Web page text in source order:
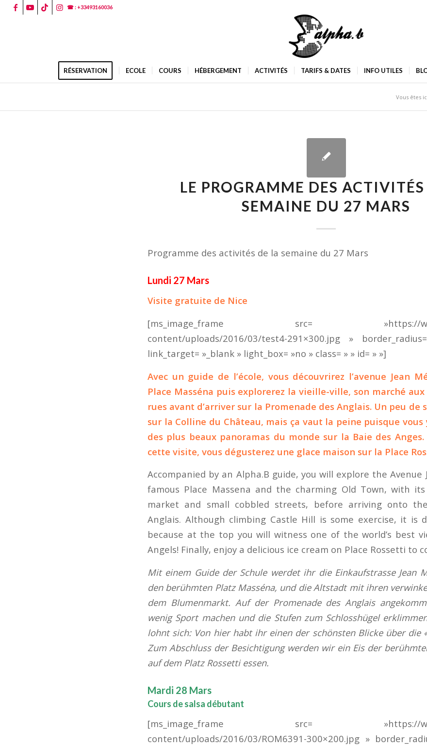
☎ : +33493160036
RÉSERVATION ECOLE COURS HÉBERGEMENT ACTIVITÉS TARIFS & DATES INFO UTILES
Vous êtes
LE PROGRAMME DES
SEMAINE DU 27 MARS
Programme des activités de la semaine du 27 Mars
Lundi 27 Mars
Visite gratuite de Nice
[ms_image_frame src= »https://
content/uploads/2016/03/test4-291×300.jpg »
link_target= »_blank » light_box= »no » class= » » id= » »]
Avec un guide de l’école, vous découvrirez l’avenue Jean
Place Masséna puis explorerez la vieille-ville, son marché
rues avant d’arriver sur la Promenade des Anglais. Un peu
sur la Colline du Château, mais ça vaut la peine puisque vous
des plus beaux panoramas du monde sur la Baie des
cette visite, vous dégusterez une glace maison sur la Place
Accompanied by an Alpha.B guide, you will explore the Avenue
famous Place Massena and the charming Old Town, with
market and small cobbled streets, before arriving onto
Anglais. Although climbing Castle Hill is some exercise, it is
because at the top you will witness one of the world’s best
Angels! Finally, enjoy a delicious ice cream on Place Rossetti to
Mit einem Guide der Schule werdet ihr die Einkaufstrasse Jean
den berühmten Platz Masséna, und die Altstadt mit ihren
dem Blumenmarkt. Auf der Promenade des Anglais
wenig Sport machen und die Stufen zum Schlosshügel
lohnt sich: Von hier habt ihr einen der schönsten Blicke über die
Zum Abschluss der Besichtigung werden wir ein Eis der
auf dem Platz Rossetti essen.
Mardi 28 Mars
Cours de salsa débutant
[ms_image_frame src= »https://
content/uploads/2016/03/ROM6391-300×200.jpg »